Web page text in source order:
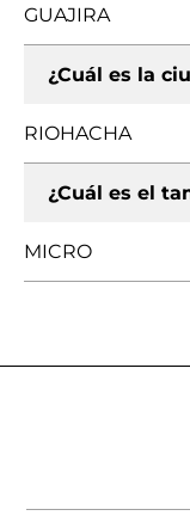
GUAJIRA
¿Cuál es la
RIOHACHA
¿Cuál es el
MICRO